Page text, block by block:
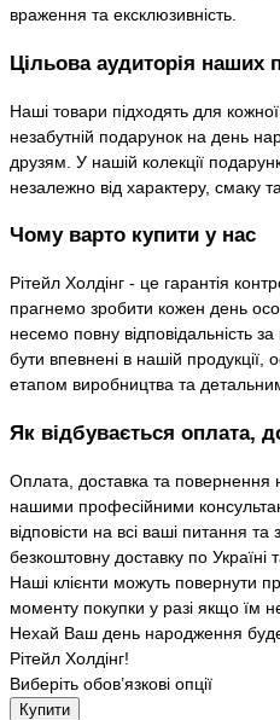
враження та ексклюзивність.
Цільова аудиторія наших
Наші товари підходять для
незабутній подарунок на день
друзям. У нашій колекції
незалежно від характеру, смаку
Чому варто купити у нас
Рітейл Холдінг - це гарантія
прагнемо зробити кожен день
несемо повну відповідальність
бути впевнені в нашій
етапом виробництва та
Як відбувається оплата,
Оплата, доставка та повернення
нашими професійними
відповісти на всі ваші питання
безкоштовну доставку по Україні
Наші клієнти можуть повернути
моменту покупки у разі якщо їм
Нехай Ваш день народження
Рітейл Холдінг!
Виберіть обов’язкові опції
Купити